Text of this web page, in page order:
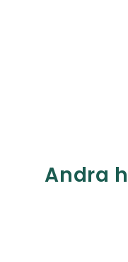
Andra